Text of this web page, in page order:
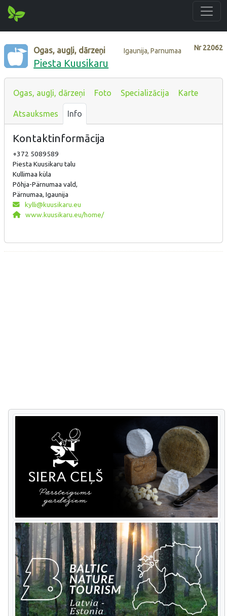
Nr22062
Ogas, augļi, dārzeņi Igaunija, Parnumaa
Piesta Kuusikaru
Ogas, augļi, dārzeņi Foto Specializācija Karte
Atsauksmes Info
Kontaktinformācija
+372 5089589
Piesta Kuusikaru talu
Kullimaa küla
Põhja-Pärnumaa vald,
Pärnumaa, Igaunija
kylli@kuusikaru.eu
www.kuusikaru.eu/home/